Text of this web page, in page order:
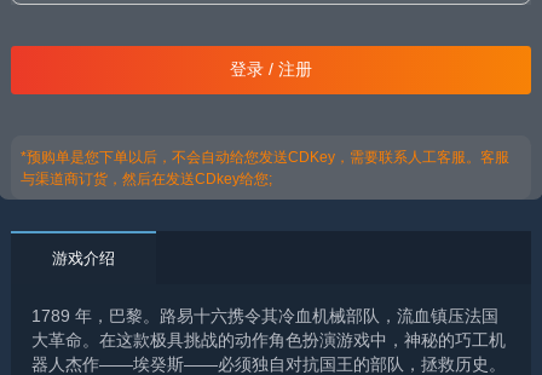
登录 / 注册
*预购单是您下单以后，不会自动给您发送CDKey，需要联系人工客服。客服
与渠道商订货，然后在发送CDkey给您;
游戏介绍
1789 年，巴黎。路易十六携令其冷血机械部队，流血镇压法国
大革命。在这款极具挑战的动作角色扮演游戏中，神秘的巧工机
器人杰作——埃癸斯——必须独自对抗国王的部队，拯救历史。